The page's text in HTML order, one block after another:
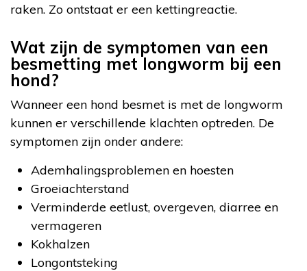
raken. Zo ontstaat er een kettingreactie.
Wat zijn de symptomen van een
besmetting met longworm bij een
hond?
Wanneer een hond besmet is met de longworm
kunnen er verschillende klachten optreden. De
symptomen zijn onder andere:
Ademhalingsproblemen en hoesten
Groeiachterstand
Verminderde eetlust, overgeven, diarree en
vermageren
Kokhalzen
Longontsteking